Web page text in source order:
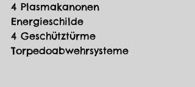
4 Plasmakanonen
Energieschilde
4 Geschütztürme
Torpedoabwehrsysteme